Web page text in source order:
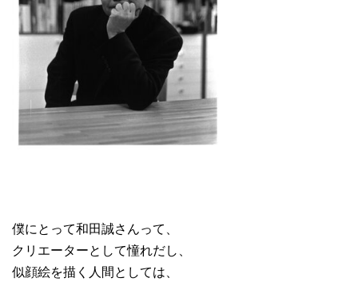
僕にとって和田誠さんって、
クリエーターとして憧れだし、
似顔絵を描く人間としては、